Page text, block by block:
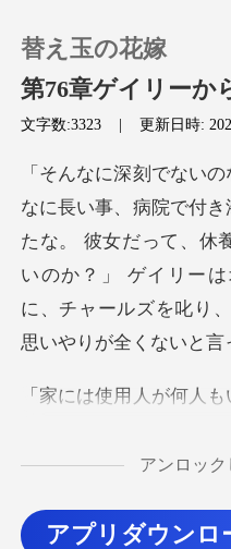
チャージ
閲覧履歴
ログアウトします
替え玉の花嫁
第76章ゲイリーか
文字数:3323 |更新日時:
たな。 彼女だって、休
いのか？」 ゲイリー
まったらどうするんだ
アンロッ
アプリダウンロ